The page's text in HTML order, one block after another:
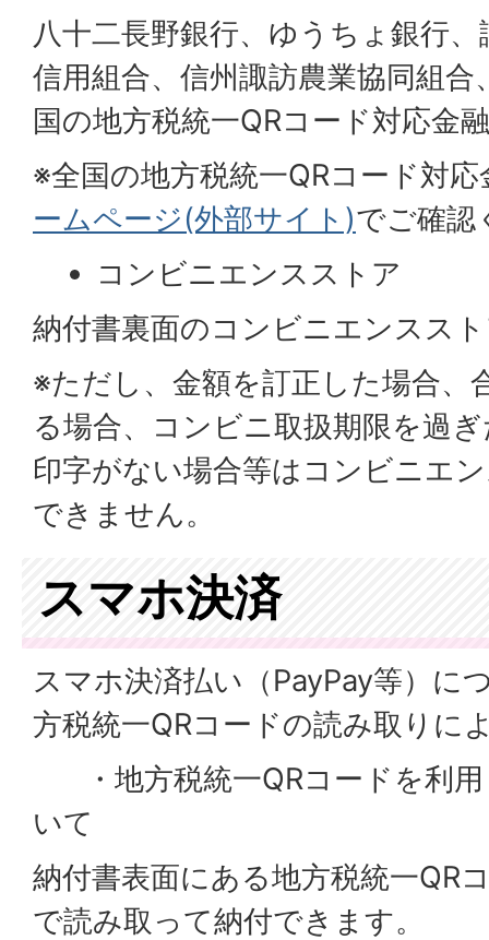
八十二長野銀行、ゆうちょ銀行
信用組合、信州諏訪農業協同組合
国の地方税統一QRコード対応金
※全国の地方税統一QRコード対
ームページ(外部サイト)でご確認
コンビニエンスストア
納付書裏面のコンビニエンスス
※ただし、金額を訂正した場合、
る場合、コンビニ取扱期限を過
印字がない場合等はコンビニエ
できません。
スマホ決済
スマホ決済払い（PayPay等）に
方税統一QRコードの読み取りに
・地方税統一QRコードを利用
いて
納付書表面にある地方税統一QR
で読み取って納付できます。